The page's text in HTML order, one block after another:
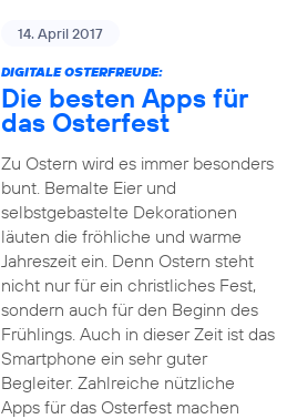
14. April 2017
DIGITALE OSTERFREUDE:
Die besten Apps für
das Osterfest
Zu Ostern wird es immer besonders
bunt. Bemalte Eier und
selbstgebastelte Dekorationen
läuten die fröhliche und warme
Jahreszeit ein. Denn Ostern steht
nicht nur für ein christliches Fest,
sondern auch für den Beginn des
Frühlings. Auch in dieser Zeit ist das
Smartphone ein sehr guter
Begleiter. Zahlreiche nützliche
Apps für das Osterfest machen